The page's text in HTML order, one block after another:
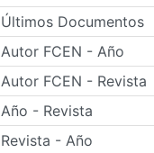
Últimos Documentos
Autor FCEN - Año
Autor FCEN - Revista
Año - Revista
Revista - Año